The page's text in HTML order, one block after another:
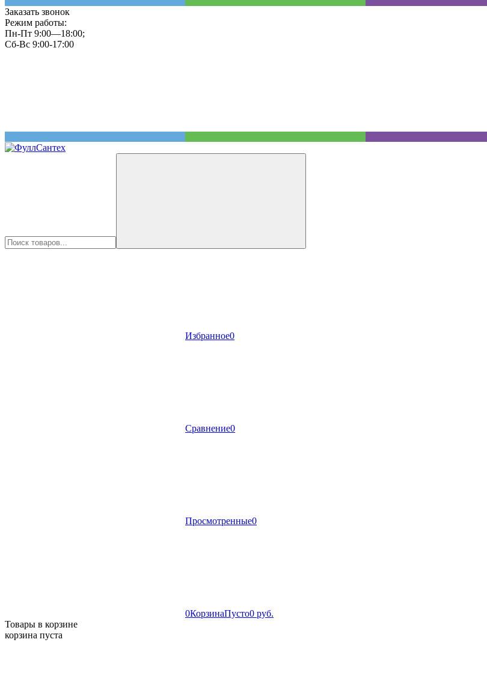
Заказать звонок
Режим работы:
Пн-Пт 9:00—18:00;
Сб-Вс 9:00-17:00
Избранное0
Сравнение0
Просмотренные0
0КорзинаПусто0 руб.
Товары в корзине
корзина пуста